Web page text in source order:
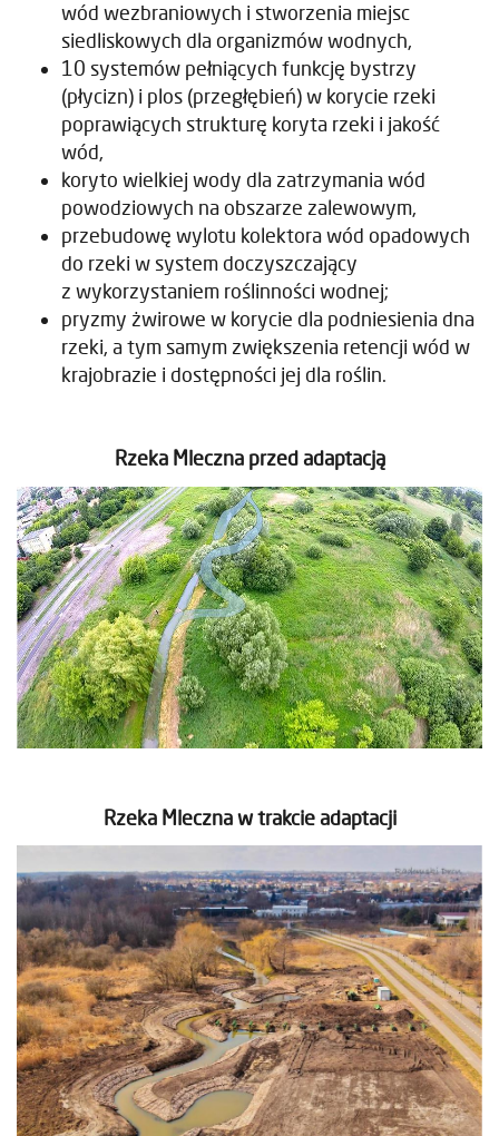
wód wezbraniowych i stworzenia miejsc
siedliskowych dla organizmów wodnych,
10 systemów pełniących funkcję bystrzy
(płycizn) i plos (przegłębień) w korycie rzeki
poprawiących strukturę koryta rzeki i jakość
wód,
koryto wielkiej wody dla zatrzymania wód
powodziowych na obszarze zalewowym,
przebudowę wylotu kolektora wód opadowych
do rzeki w system doczyszczający
z wykorzystaniem roślinności wodnej;
pryzmy żwirowe w korycie dla podniesienia dna
rzeki, a tym samym zwiększenia retencji wód w
krajobrazie i dostępności jej dla roślin.
Rzeka Mleczna przed adaptacją
Rzeka Mleczna w trakcie adaptacji